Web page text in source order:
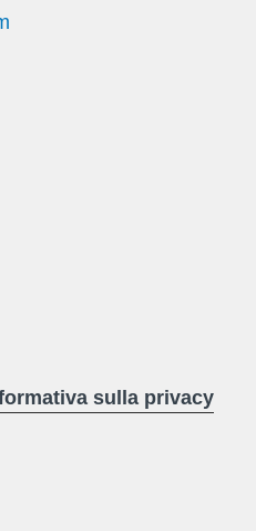
sulla privacy